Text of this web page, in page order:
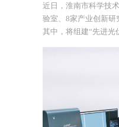
近日，淮南市科学技
验室、8家产业创新研
其中，将组建“先进光